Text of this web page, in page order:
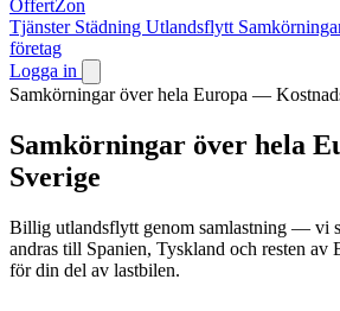
OffertZon
Tjänster Städning Utlandsflytt
företag
Logga in
Samkörningar över hela Europa —
Samkörningar över hela
Sverige
Billig utlandsflytt genom samlastning — vi
andras till Spanien, Tyskland och resten av
för din del av lastbilen.